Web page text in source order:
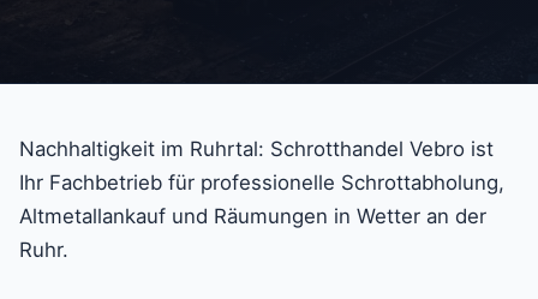
Nachhaltigkeit im Ruhrtal: Schrotthandel Vebro ist
Ihr Fachbetrieb für professionelle Schrottabholung,
Altmetallankauf und Räumungen in Wetter an der
Ruhr.